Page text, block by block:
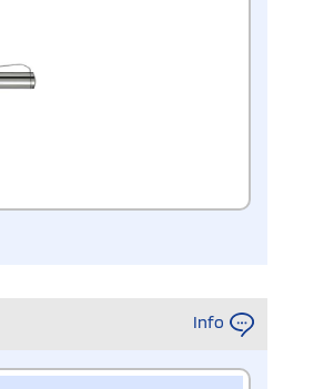
Info